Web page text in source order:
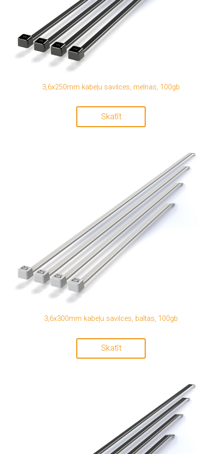
3,6x250mm kabeļu savilces, melnas, 100gb
Skatīt
3,6x300mm kabeļu savilces, baltas, 100gb
Skatīt